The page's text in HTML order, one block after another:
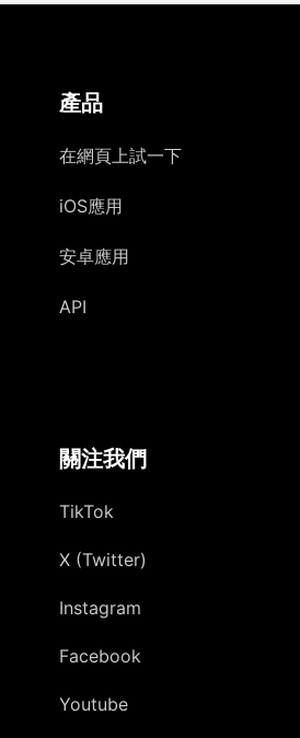
產品
在網頁上試一下
iOS應用
安卓應用
API
關注我們
TikTok
X (Twitter)
Instagram
Facebook
Youtube